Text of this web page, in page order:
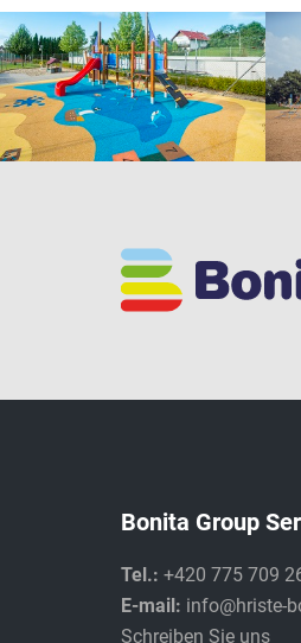
Bonita Group
Tel.: +420 775 709
E-mail: info@hriste-
Schreiben Sie uns